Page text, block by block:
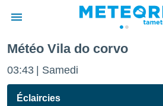
de
Météo Vila do corvo
03:43 Samedi
Éclaircies